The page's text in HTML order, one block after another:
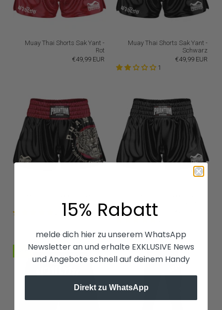
Muay Thai Shorts Sak Yant -
Rot
€49,99 EUR
Muay Thai Shorts Sak Yant -
Schwarz
€49,99 EUR
1
€49,99 EUR
15% Rabatt
melde dich hier zu unserem WhatsApp
Newsletter an und erhalte EXKLUSIVE News
und Angebote schnell auf deinem Handy
Direkt zu WhatsApp